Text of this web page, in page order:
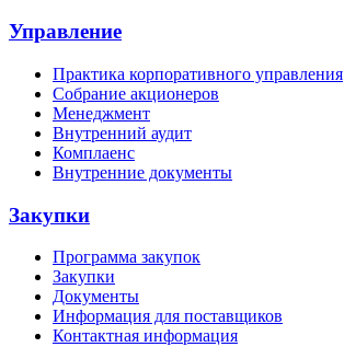
Управление
Практика корпоративного управления
Собрание акционеров
Менеджмент
Внутренний аудит
Комплаенс
Внутренние документы
Закупки
Программа закупок
Закупки
Документы
Информация для поставщиков
Контактная информация